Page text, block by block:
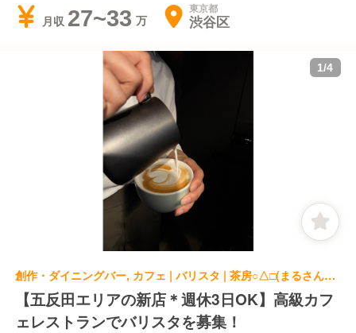
月収 27~33 東京都
渋谷区
1/4
創作・ダイニングバー, カフェ | バリスタ | 茶房○△□(まるさんかくしかく)
【五反田エリアの新店＊週休3日OK】高級カフ
ェレストランでバリスタを募集！